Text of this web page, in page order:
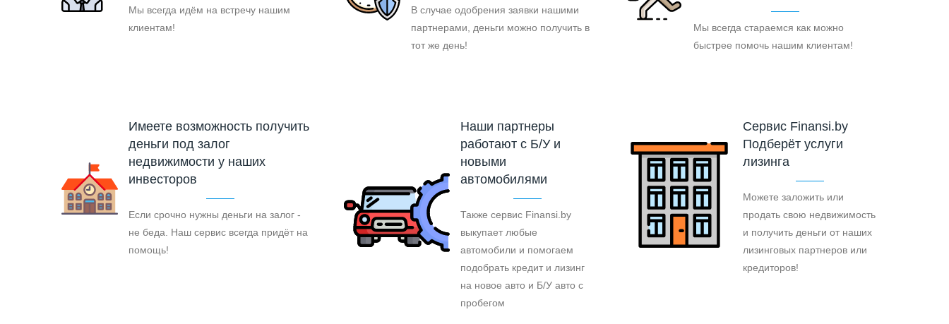
Мы всегда идём на встречу нашим
клиентам!
В случае одобрения заявки нашими
партнерами, деньги можно получить в
тот же день!
Мы всегда стараемся как можно
быстрее помочь нашим клиентам!
Имеете возможность получить
деньги под залог
недвижимости у наших
инвесторов
Если срочно нужны деньги на залог -
не беда. Наш сервис всегда придёт на
помощь!
Наши партнеры
работают с Б/У и
новыми
автомобилями
Также сервис Finansi.by
выкупает любые
автомобили и помогаем
подобрать кредит и лизинг
на новое авто и Б/У авто с
пробегом
Cервис Finansi.by
Подберёт услуги
лизинга
Можете заложить или
продать свою недвижимость
и получить деньги от наших
лизинговых партнеров или
кредиторов!